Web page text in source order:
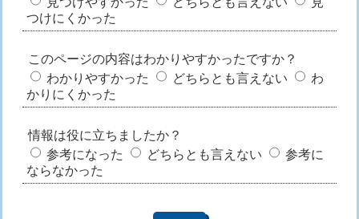
つけにくかった
このページの内容はわかりやすかったですか？
わかりやすかった
どちらとも言えない
わ
かりにくかった
情報は役に立ちましたか？
参考になった
どちらとも言えない
参考に
ならなかった